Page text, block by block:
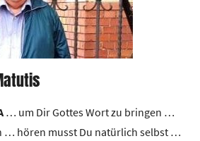
… um Dir Gottes Wort zu bringen …
… hören musst Du natürlich selbst …